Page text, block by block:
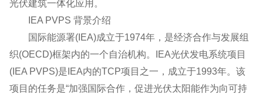
光伏建筑一体化应用。
IEA PVPS 背景介绍
国际能源署(IEA)成立于1974年，是经济合作与发展组
织(OECD)框架内的一个自治机构。IEA光伏发电系统项目
(IEA PVPS)是IEA内的TCP项目之一，成立于1993年。该
项目的任务是“加强国际合作，促进光伏太阳能作为向可持